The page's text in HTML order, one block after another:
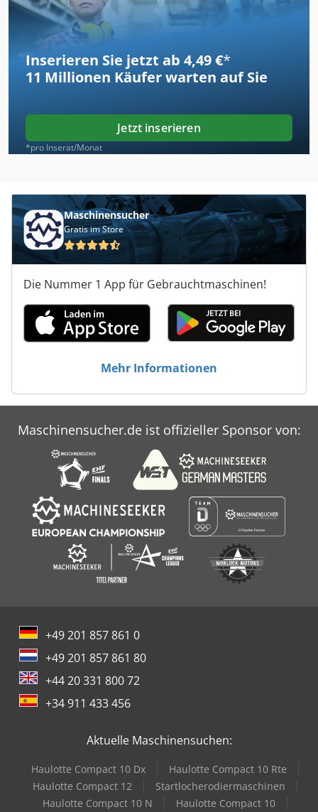
Inserieren Sie jetzt ab 4,49 €*
11 Millionen Käufer warten auf Sie
Jetzt inserieren
*pro Inserat/Monat
Maschinensucher
Gratis im Store
Die Nummer 1 App für Gebrauchtmaschinen!
Mehr Informationen
Maschinensucher.de ist offizieller Sponsor von:
+49 201 857 861 0
+49 201 857 861 80
+44 20 331 800 72
+34 911 433 456
Aktuelle Maschinensuchen:
Haulotte Compact 10 Dx
Haulotte Compact 10 Rte
Haulotte Compact 12
Startlocherodiermaschinen
Haulotte Compact 10 N
Haulotte Compact 10